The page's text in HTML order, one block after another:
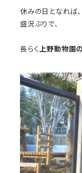
休みの日となれば
盛況ぶりで、
長らく 上野動物園